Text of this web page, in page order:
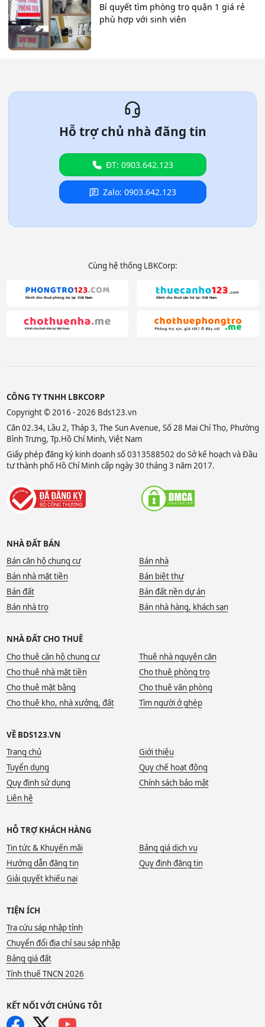
Bí quyết tìm phòng trọ quận 1 giá rẻ
phù hợp với sinh viên
Hỗ trợ chủ nhà đăng tin
ĐT: 0903.642.123
Zalo: 0903.642.123
Cùng hệ thống LBKCorp:
CÔNG TY TNHH LBKCORP
Copyright © 2016 - 2026 Bds123.vn
Căn 02.34, Lầu 2, Tháp 3, The Sun Avenue, Số 28 Mai Chí Thọ, Phường
Bình Trưng, Tp.Hồ Chí Minh, Việt Nam
Giấy phép đăng ký kinh doanh số 0313588502 do Sở kế hoạch và Đầu
tư thành phố Hồ Chí Minh cấp ngày 30 tháng 3 năm 2017.
NHÀ ĐẤT BÁN
Bán căn hộ chung cư
Bán nhà
Bán nhà mặt tiền
Bán biệt thự
Bán đất
Bán đất nền dự án
Bán nhà trọ
Bán nhà hàng, khách sạn
NHÀ ĐẤT CHO THUÊ
Cho thuê căn hộ chung cư
Thuê nhà nguyên căn
Cho thuê nhà mặt tiền
Cho thuê phòng trọ
Cho thuê mặt bằng
Cho thuê văn phòng
Cho thuê kho, nhà xưởng, đất
Tìm người ở ghép
VỀ BDS123.VN
Trang chủ
Giới thiệu
Tuyển dụng
Quy chế hoạt động
Quy định sử dụng
Chính sách bảo mật
Liên hệ
HỖ TRỢ KHÁCH HÀNG
Tin tức & Khuyến mãi
Bảng giá dịch vụ
Hướng dẫn đăng tin
Quy định đăng tin
Giải quyết khiếu nại
TIỆN ÍCH
Tra cứu sáp nhập tỉnh
Chuyển đổi địa chỉ sau sáp nhập
Bảng giá đất
Tính thuế TNCN 2026
KẾT NỐI VỚI CHÚNG TÔI